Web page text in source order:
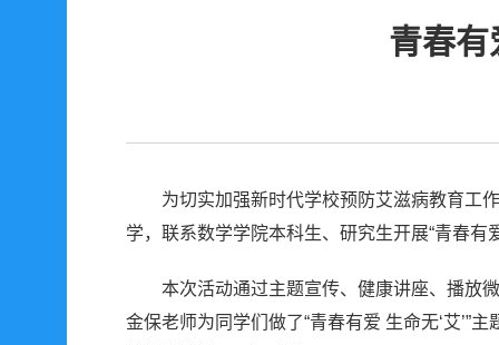
青春有
为切实加强新时代学校预防艾滋病教育工
学，联系数学学院本科生、研究生开展“青春有
本次活动通过主题宣传、健康讲座、播放
金保老师为同学们做了“青春有爱 生命无‘艾’”